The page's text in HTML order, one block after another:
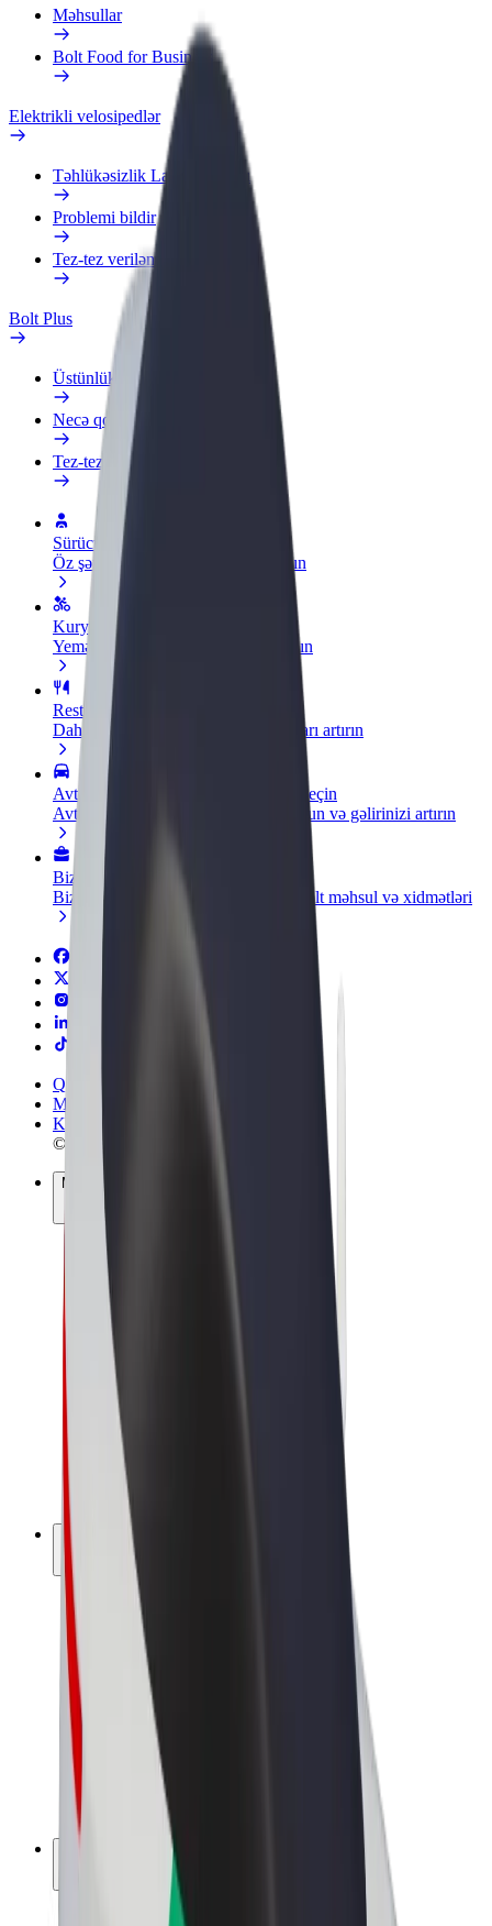
Məhsullar
Bolt Food for Business
Elektrikli velosipedlər
Təhlükəsizlik Laboratoriyası
Problemi bildir
Tez-tez verilən suallar
Bolt Plus
Üstünlüklər
Necə qoşulmalı?
Tez-tez verilən suallar
Sürücü ol
Öz şərtlərinizə uyğun olaraq qazanın
Kuryer kimi qoşul
Yemək çatdırın və həftəlik ödəniş alın
Restoran və ya mağaza əlavə edin
Daha çox müştəri cəlb edin və satışları artırın
Avtopark sahibi kimi qeydiyyatdan keçin
Avtoparkınızı Bolt platformasına qoşun və gəlirinizi artırın
Biznes üçün Bolt
Biznesiniz üçün miqyaslandırılmış Bolt məhsul və xidmətləri
Qaydalar və Şərtlər
Məxfilik
Kukilər
© 2026 Bolt Technology OÜ
Məhsullar
Gedişlər
Skuterlər
Bolt Market
Bolt Food
Bolt Drive
Biznes üçün Bolt
Elektrikli velosipedlər
Bolt Plus
Bolt ilə pul qazanın
Sürücülər
Sürücü qazancı
Kuryerlər
Kuryer qazancı
Bolt Food təchizatçıları
Sahibkarlar
Françayzinq
Vakansiyalar